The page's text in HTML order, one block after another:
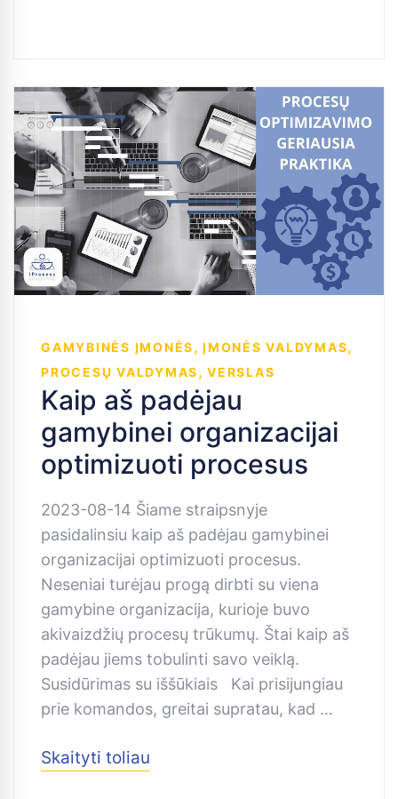
GAMYBINĖS ĮMONĖS, ĮMONĖS VALDYMAS,
PROCESŲ VALDYMAS, VERSLAS
Kaip aš padėjau
gamybinei organizacijai
optimizuoti procesus
2023-08-14 Šiame straipsnyje
pasidalinsiu kaip aš padėjau gamybinei
organizacijai optimizuoti procesus.
Neseniai turėjau progą dirbti su viena
gamybine organizacija, kurioje buvo
akivaizdžių procesų trūkumų. Štai kaip aš
padėjau jiems tobulinti savo veiklą.
Susidūrimas su iššūkiais Kai prisijungiau
prie komandos, greitai supratau, kad …
Skaityti toliau